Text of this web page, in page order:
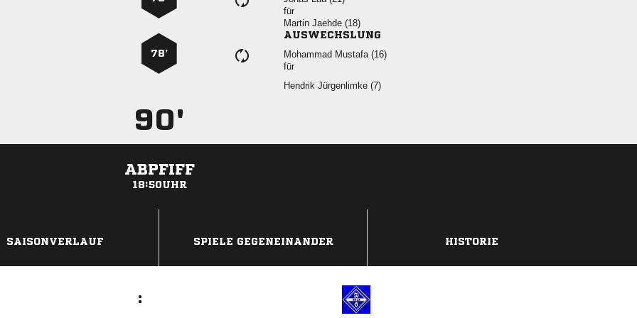
für
  
78’
AUSWECHSLUNG
  
für
  
90'
ABPFIFF
18:50UHR
SAISONVERLAUF SPIELE GEGENEINANDER HISTORIE
: